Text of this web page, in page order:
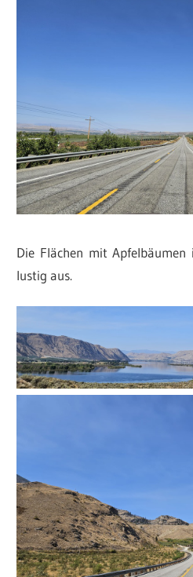
Die Flächen mit Apfelbäumen
lustig aus.